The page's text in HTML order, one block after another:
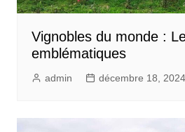
Vignobles du monde :
emblématiques
admin décembre 18, 2024